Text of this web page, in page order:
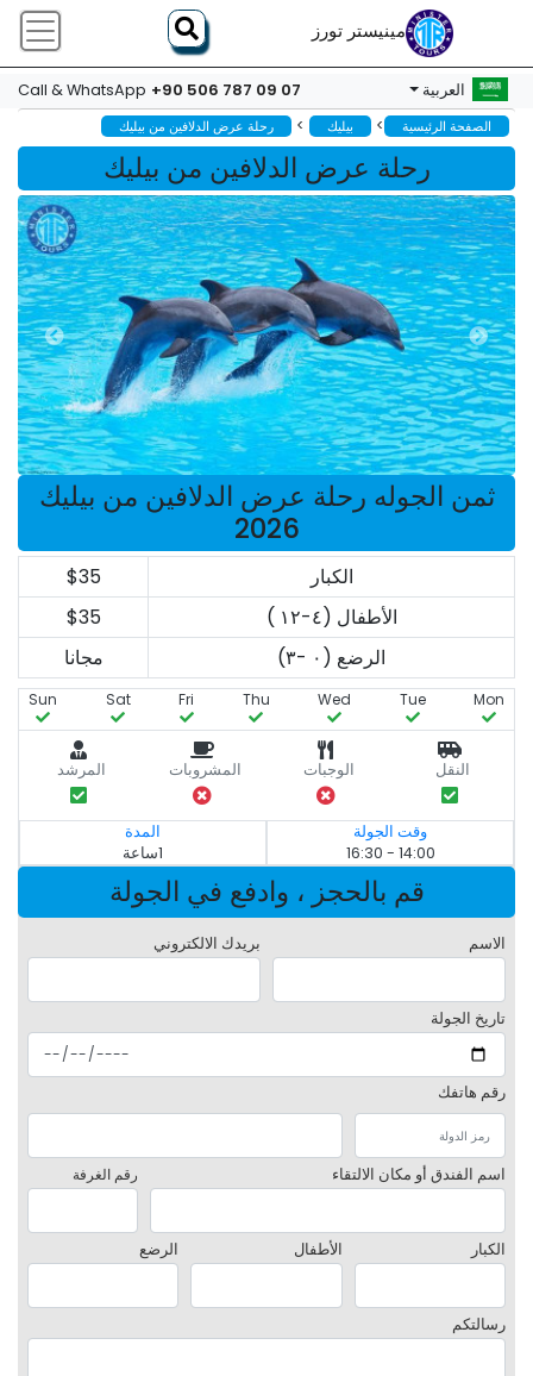
مينيستر تورز
العربية Call & WhatsApp +90 506 787 09 07
الصفحة الرئيسية > بيليك > رحلة عرض الدلافين من بيليك
رحلة عرض الدلافين من بيليك
ثمن الجوله رحلة عرض الدلافين من بيليك
2026
الكبار
$35
الأطفال (٤-١٢ )
$35
الرضع (٠ -٣)
مجانا
Mon
Tue
Wed
Thu
Fri
Sat
Sun
النقل الوجبات المشروبات المرشد
وقت الجولة
14:00 - 16:30
المدة
1ساعة
قم بالحجز ، وادفع في الجولة
الاسم بريدك الالكتروني
تاريخ الجولة
رقم هاتفك
اسم الفندق أو مكان الالتقاء رقم الغرفة
الكبار الأطفال الرضع
رسالتكم